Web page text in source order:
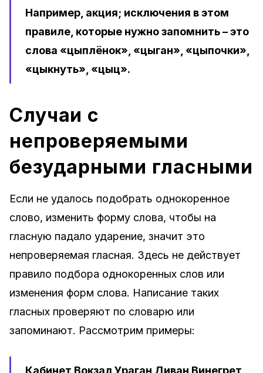
Например, акция; исключения в этом
правиле, которые нужно запомнить – это
слова «цыплёнок», «цыган», «цыпочки»,
«цыкнуть», «цыц».
Случаи с
непроверяемыми
безударными гласными
Если не удалось подобрать однокоренное
слово, изменить форму слова, чтобы на
гласную падало ударение, значит это
непроверяемая гласная. Здесь не действует
правило подбора однокоренных слов или
изменения форм слова. Написание таких
гласных проверяют по словарю или
запоминают. Рассмотрим примеры: